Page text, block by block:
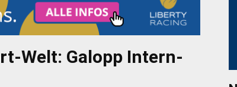
Welt: Galopp Intern-